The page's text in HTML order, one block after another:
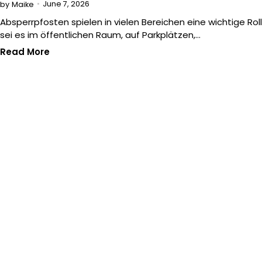
by Maike June 7, 2026
Absperrpfosten spielen in vielen Bereichen eine wichtige
sei es im öffentlichen Raum, auf Parkplätzen,…
Read More